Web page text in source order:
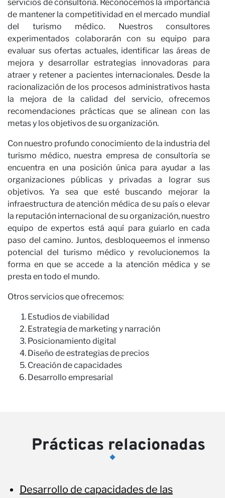
servicios de consultoría. Reconocemos la importancia
de mantener la competitividad en el mercado mundial
del turismo médico. Nuestros consultores
experimentados colaborarán con su equipo para
evaluar sus ofertas actuales, identificar las áreas de
mejora y desarrollar estrategias innovadoras para
atraer y retener a pacientes internacionales. Desde la
racionalización de los procesos administrativos hasta
la mejora de la calidad del servicio, ofrecemos
recomendaciones prácticas que se alinean con las
metas y los objetivos de su organización.
Con nuestro profundo conocimiento de la industria del
turismo médico, nuestra empresa de consultoría se
encuentra en una posición única para ayudar a las
organizaciones públicas y privadas a lograr sus
objetivos. Ya sea que esté buscando mejorar la
infraestructura de atención médica de su país o elevar
la reputación internacional de su organización, nuestro
equipo de expertos está aquí para guiarlo en cada
paso del camino. Juntos, desbloqueemos el inmenso
potencial del turismo médico y revolucionemos la
forma en que se accede a la atención médica y se
presta en todo el mundo.
Otros servicios que ofrecemos:
Estudios de viabilidad
Estrategia de marketing y narración
Posicionamiento digital
Diseño de estrategias de precios
Creación de capacidades
Desarrollo empresarial
Prácticas relacionadas
Desarrollo de capacidades de las